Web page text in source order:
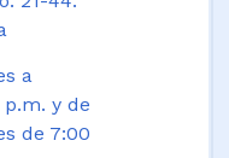
a
y de
de 7:00